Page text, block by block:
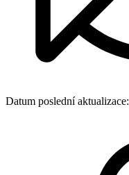
Datum poslední aktualizace: